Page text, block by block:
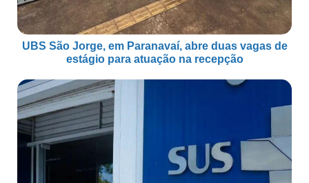
UBS São Jorge, em Paranavaí, abre duas vagas de
estágio para atuação na recepção